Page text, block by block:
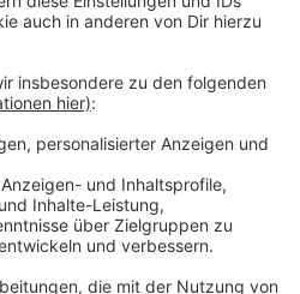
Ihre
um den YouTube
zu laden!
einen Service eines
um Videoinhalte